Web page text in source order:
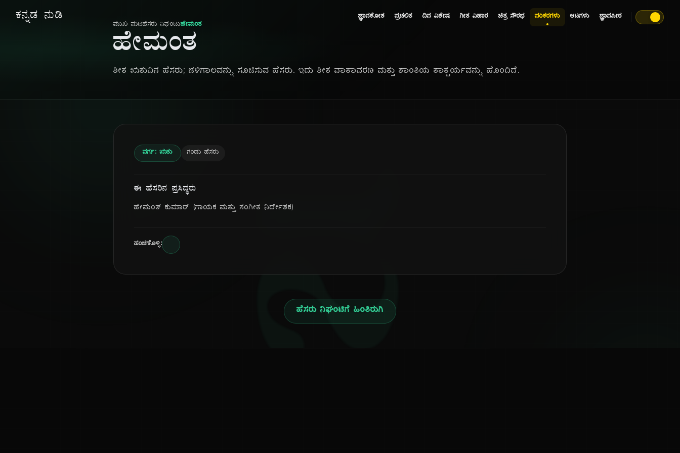
ಕನ್ನಡ ನುಡಿ ಜ್ಞಾನಕೋಶ ಪ್ರಚಲಿತ ದಿನ ವಿಶೇಷ ಗೀತ ವಿಹಾರ ಚಿತ್ರ ಸೌರಭ ಪರಿಕರಗಳು ಆಟಗಳು ಜ್ಞಾನಪೀಠ
ನ
ಮುಖ ಪುಟಹೆಸರು ನಿಘಂಟುಹೇಮಂತ
ಹೇಮಂತ
ಶೀತ ಋತುವಿನ ಹೆಸರು; ಚಳಿಗಾಲವನ್ನು ಸೂಚಿಸುವ ಹೆಸರು. ಇದು ಶೀತ ವಾತಾವರಣ ಮತ್ತು ಶಾಂತಿಯ ತಾತ್ಪರ್ಯವನ್ನು ಹೊಂದಿದೆ.
ವರ್ಗ: ಋತು ಗಂಡು ಹೆಸರು
ಈ ಹೆಸರಿನ ಪ್ರಸಿದ್ಧರು
ಹೇಮಂತ್ ಕುಮಾರ್ (ಗಾಯಕ ಮತ್ತು ಸಂಗೀತ ನಿರ್ದೇಶಕ)
ಹಂಚಿಕೊಳ್ಳಿ:
ಹೆಸರು ನಿಘಂಟಿಗೆ ಹಿಂತಿರುಗಿ